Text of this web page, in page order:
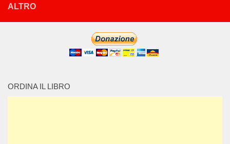
ALTRO
ORDINA IL LIBRO